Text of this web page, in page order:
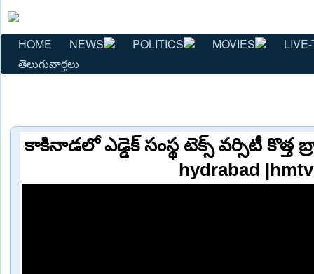
HOME NEWS POLITICS MOVIES
తెలుగువార్తలు
కాకినాడలో ఎడ్డెక్ సంస్థ టెక్స్ వర్సిటీ కొత్త
hydrabad |hmtv